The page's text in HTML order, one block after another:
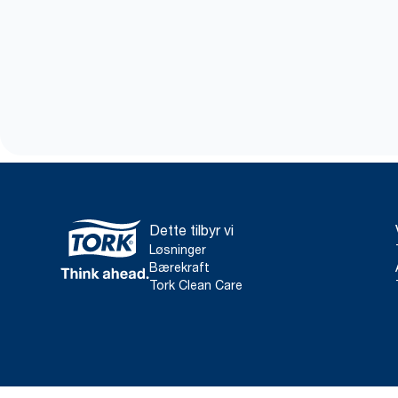
Dette tilbyr vi
Løsninger
Bærekraft
Tork Clean Care